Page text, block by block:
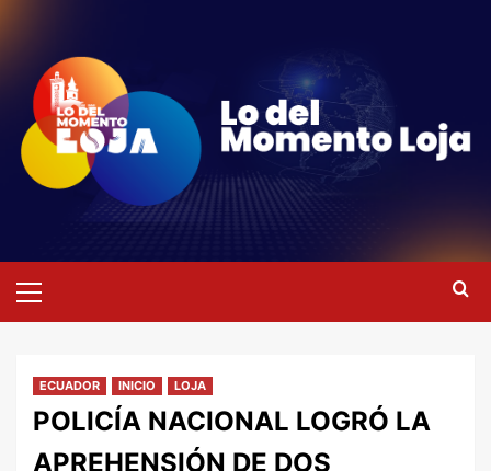
contenido
primario
ECUADOR INICIO LOJA
POLICÍA NACIONAL LOGRÓ LA
APREHENSIÓN DE DOS